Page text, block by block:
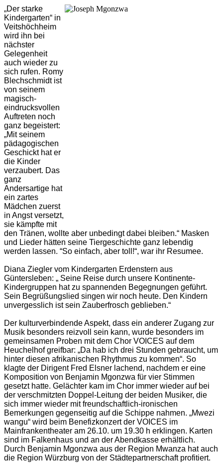
„Der starke
Kindergarten“ in
Veitshöchheim
wird ihn bei
nächster
Gelegenheit
auch wieder zu
sich rufen. Romy
Blechschmidt ist
von seinem
magisch-
eindrucksvollen
Auftreten noch
ganz begeistert:
„Mit seinem
pädagogischen
Geschickt hat er
die Kinder
verzaubert. Das
ganz
Andersartige hat
ein zartes
Mädchen zuerst
in Angst versetzt,
sie kämpfte mit
den Tränen, wollte aber unbedingt dabei bleiben.“ Masken
und Lieder hätten seine Tiergeschichte ganz lebendig
werden lassen. “So einfach, aber toll!“, war ihr Resumee.
Diana Ziegler vom Kindergarten Erdenstern aus
Güntersleben: „ Seine Reise durch unsere Kontinente-
Kindergruppen hat zu spannenden Begegnungen geführt.
Sein Begrüßungslied singen wir noch heute. Den Kindern
unvergesslich ist sein Zauberfrosch geblieben.“
Der kulturverbindende Aspekt, dass ein anderer Zugang zur
Musik besonders reizvoll sein kann, wurde besonders im
gemeinsamen Proben mit dem Chor VOICES auf dem
Heuchelhof greifbar: „Da hab ich drei Stunden gebraucht, um
hinter diesen afrikanischen Rhythmus zu kommen“. So
klagte der Dirigent Fred Elsner lachend, nachdem er eine
Komposition von Benjamin Mgonzwa für vier Stimmen
gesetzt hatte. Gelächter kam im Chor immer wieder auf bei
der verschmitzten Doppel-Leitung der beiden Musiker, die
sich immer wieder mit freundschaftlich-ironischen
Bemerkungen gegenseitig auf die Schippe nahmen. „Mwezi
wangu“ wird beim Benefizkonzert der VOICES im
Mainfrankentheater am 26.10. um 19.30 h erklingen. Karten
sind im Falkenhaus und an der Abendkasse erhältlich.
Durch Benjamin Mgonzwa aus der Region Mwanza hat auch
die Region Würzburg von der Städtepartnerschaft profitiert.